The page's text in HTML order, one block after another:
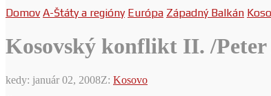
Domov A-Štáty a regióny Európa Západný Balkán
Kosovský konflikt II. /
kedy: január 02, 2008Z: Kosovo